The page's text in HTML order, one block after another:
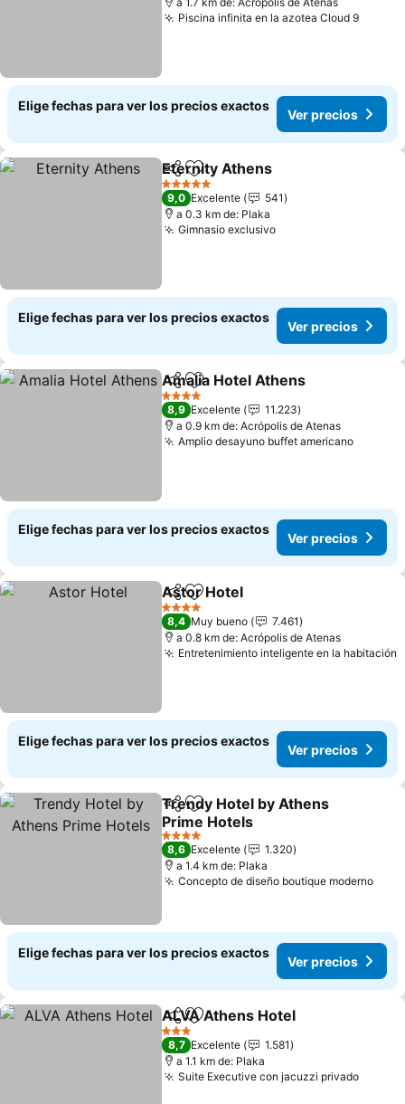
Piscina infinita en la azotea Cloud 9
Elige fechas para ver los precios exactos
Ver precios
CompartirAgregar a favoritos
Eternity Athens
5 Estrellas
9,0 Excelente
541
a 0.3 km de: Plaka
Gimnasio exclusivo
Elige fechas para ver los precios exactos
Ver precios
CompartirAgregar a favoritos
Amalia Hotel Athens
4 Estrellas
8,9 Excelente
11.223
a 0.9 km de: Acrópolis de Atenas
Amplio desayuno buffet americano
Elige fechas para ver los precios exactos
Ver precios
CompartirAgregar a favoritos
Astor Hotel
4 Estrellas
8,4 Muy bueno
7.461
a 0.8 km de: Acrópolis de Atenas
Entretenimiento inteligente en la habitación
Elige fechas para ver los precios exactos
Ver precios
Compartir
Agregar a favoritos
Trendy Hotel by Athens
Prime Hotels
4 Estrellas
8,6 Excelente
1.320
a 1.4 km de: Plaka
Concepto de diseño boutique moderno
Elige fechas para ver los precios exactos
Ver precios
CompartirAgregar a favoritos
ALVA Athens Hotel
3 Estrellas
8,7 Excelente
1.581
a 1.1 km de: Plaka
Suite Executive con jacuzzi privado